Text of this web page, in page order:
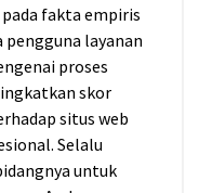
fakta empiris
layanan
proses
skor
situs web
Selalu
untuk